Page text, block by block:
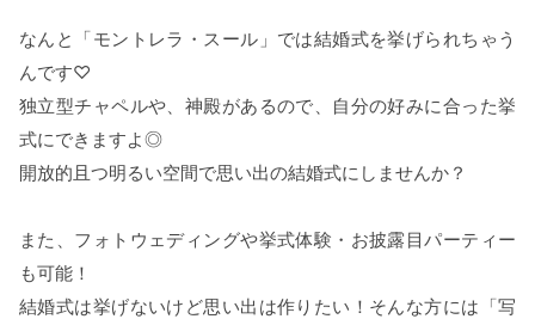
なんと「モントレラ・スール」では結婚式を挙げられちゃう
んです♡
独立型チャペルや、神殿があるので、自分の好みに合った挙
式にできますよ◎
開放的且つ明るい空間で思い出の結婚式にしませんか？
また、フォトウェディングや挙式体験・お披露目パーティー
も可能！
結婚式は挙げないけど思い出は作りたい！そんな方には「写